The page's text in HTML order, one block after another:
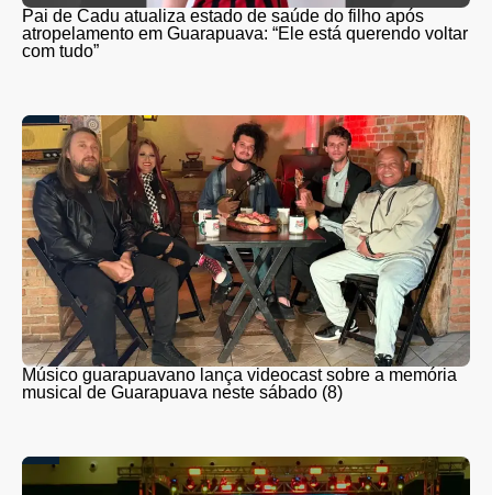
Pai de Cadu atualiza estado de saúde do filho após
atropelamento em Guarapuava: “Ele está querendo voltar
com tudo”
Músico guarapuavano lança videocast sobre a memória
musical de Guarapuava neste sábado (8)